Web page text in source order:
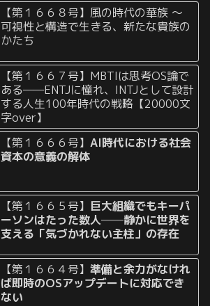
【第１６６８号】風の時代の華族 〜
可視性と構造で生きる、新たな貴族の
かたち
【第１６６７号】MBTIは思考OS論で
ある——ENTJに憧れ、INTJとして設計
する人生100年時代の戦略【20000文
字over】
【第１６６６号】AI時代における社会
資本の意義の解体
【第１６６５号】 巨大組織でもキーパ
ーソンはたった数人──静かに世界を
支える「気づかれない主柱」の存在
【第１６６４号】準備と余力がなけれ
ば即時のOSアップデートに対応でき
ない